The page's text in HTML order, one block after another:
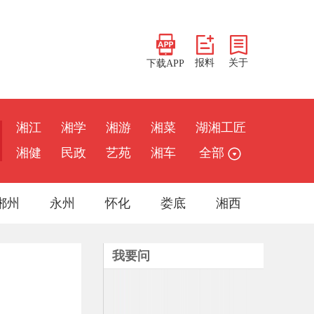
下载APP 报料 关于
湘江 湘学 湘游 湘菜
湖湘工匠
湘健
民政 艺苑 湘车 全部
州 永州 怀化 娄底 湘西
我要问